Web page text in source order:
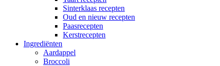
Sinterklaas recepten
Oud en nieuw recepten
Paasrecepten
Kerstrecepten
Ingrediënten
Aardappel
Broccoli